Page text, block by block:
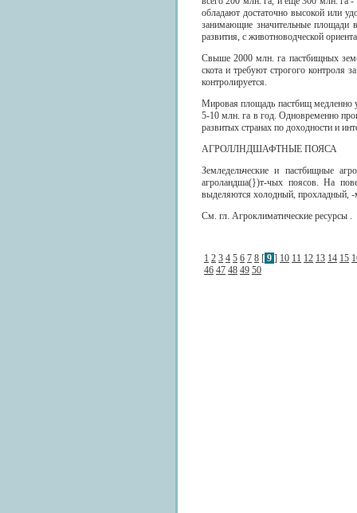
обладают достаточно высокой или
занимающие значительные площади
развития, с животноводческой
Свыше 2000 млн. га пастбищных
скота и требуют строгого контроля
контролируется.
Мировая площадь пастбищ медленно
5-10 млн. га в год. Одновременно
развитых странах по доходности и
АГРОЛЛНДШАФТНЫЕ ПОЯСА
Земледельческие и пастбищные
агроландша(})т-чых поясов. На
выделяются холодный, прохладный,
См. гл. Агроклиматические ресурсы .
1 2 3 4 5 6 7 8 [ 9 ] 10 11 12 13 14 15
46 47 48 49 50